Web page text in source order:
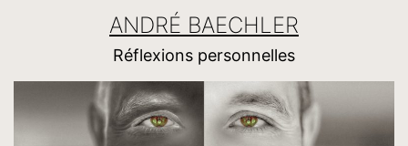
ANDRÉ BAECHLER
Réflexions personnelles